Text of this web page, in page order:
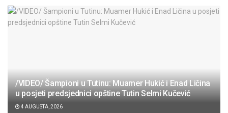
/VIDEO/ Šampioni u Tutinu: Muamer Hukić i Enad Ličina
u posjeti predsjednici opštine Tutin Selmi Kučević
4 AUGUSTA, 2026